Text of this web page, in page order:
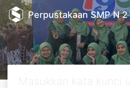
Perpustakaan SMP N